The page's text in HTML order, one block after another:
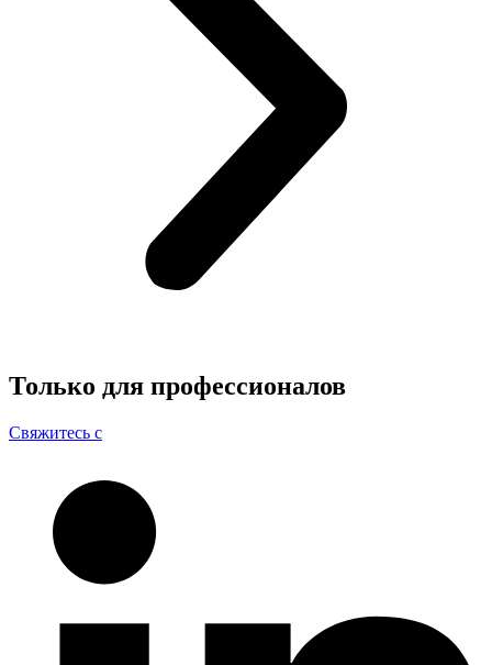
Только для профессионалов
Свяжитесь с